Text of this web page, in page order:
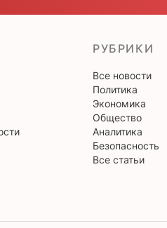
РУБРИКИ
Все новости
Политика
Экономика
Общество
Аналитика
Безопасность
Все статьи